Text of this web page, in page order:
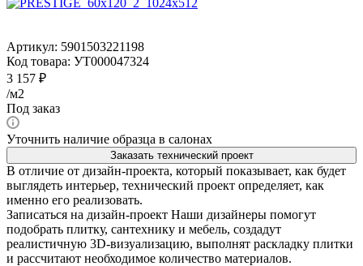
Артикул: 5901503221198
Код товара: УТ000047324
3 157 ₽
/м2
Под заказ
Уточнить наличие образца в салонах
Заказать технический проект
В отличие от дизайн-проекта, который показывает, как будет
выглядеть интерьер, технический проект определяет, как
именно его реализовать.
Записаться на дизайн-проект Наши дизайнеры помогут
подобрать плитку, сантехнику и мебель, создадут
реалистичную 3D-визуализацию, выполнят раскладку плитки
и рассчитают необходимое количество материалов.